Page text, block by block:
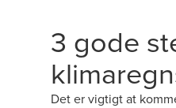
3 gode
Det er vigtigt at